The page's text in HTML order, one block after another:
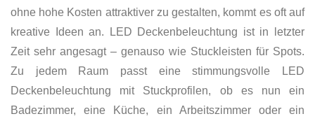
ohne hohe Kosten attraktiver zu gestalten, kommt es oft auf
kreative Ideen an. LED Deckenbeleuchtung ist in letzter
Zeit sehr angesagt – genauso wie Stuckleisten für Spots.
Zu jedem Raum passt eine stimmungsvolle LED
Deckenbeleuchtung mit Stuckprofilen, ob es nun ein
Badezimmer, eine Küche, ein Arbeitszimmer oder ein